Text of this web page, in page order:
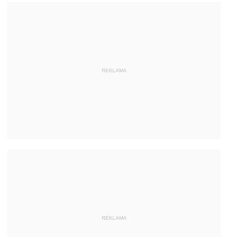
REKLAMA
REKLAMA